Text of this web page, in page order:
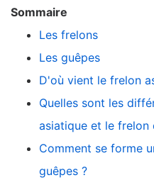
Sommaire
Les frelons
Les guêpes
D'où vient le frelon
Quelles sont les
asiatique et le frelon
Comment se forme
guêpes ?